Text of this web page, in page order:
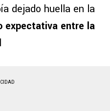
dejado huella en la
expectativa entre la